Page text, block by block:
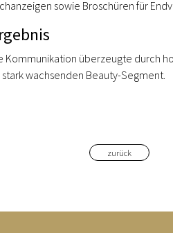
sowie Broschüren für
Kommunikation überzeugte durch
stark wachsenden Beauty-Segment.
zurück